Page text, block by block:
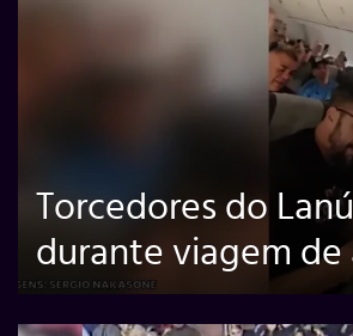
Torcedores do
durante viagem de